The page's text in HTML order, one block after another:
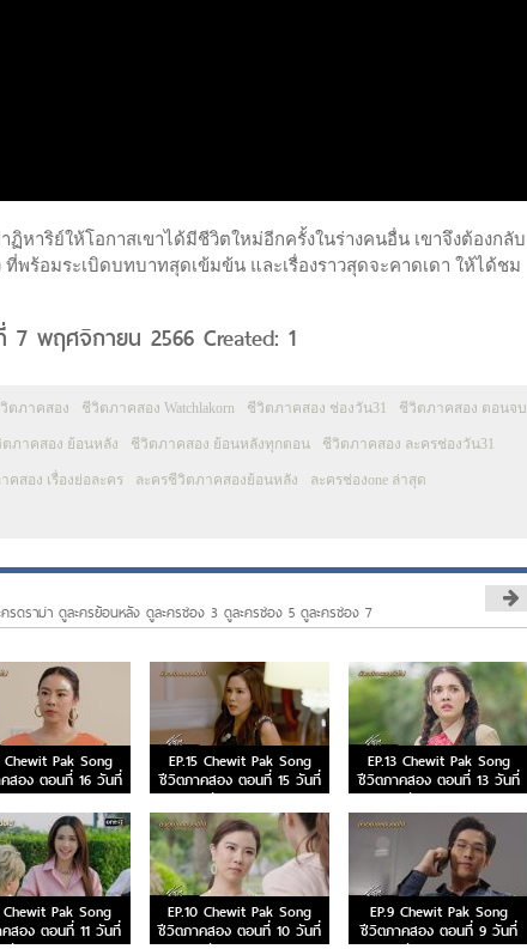
าฏิหาริย์ให้โอกาสเขาได้มีชีวิตใหม่อีกครั้งในร่างคนอื่น เขาจึงต้องกลับ
ร้อมระเบิดบทบาทสุดเข้มข้น และเรื่องราวสุดจะคาดเดา ให้ได้ชม
7 พฤศจิกายน 2566 Created: 1
ตภาคสอง ชีวิตภาคสอง Watchlakorn ชีวิตภาคสอง ช่องวัน31 ชีวิตภาคสอง ตอนจบ
ตภาคสอง ย้อนหลัง ชีวิตภาคสอง ย้อนหลังทุกตอน ชีวิตภาคสอง ละครช่องวัน31
คสอง เรื่องย่อละคร ละครชีวิตภาคสองย้อนหลัง ละครช่องone ล่าสุด
ครดราม่า ดูละครย้อนหลัง ดูละครช่อง 3 ดูละครช่อง 5 ดูละครช่อง 7
Chewit Pak Song
สอง ตอนที่ 16 วันที่
มกราคม 2567
EP.15 Chewit Pak Song
ชีวิตภาคสอง ตอนที่ 15 วันที่
26 ธันวาคม 2566
EP.13 Chewit Pak Song
ชีวิตภาคสอง ตอนที่ 13 วันที่
19 ธันวาคม 2566
Chewit Pak Song
สอง ตอนที่ 11 วันที่
EP.10 Chewit Pak Song
ชีวิตภาคสอง ตอนที่ 10 วันที่
EP.9 Chewit Pak Song
ชีวิตภาคสอง ตอนที่ 9 วันที่